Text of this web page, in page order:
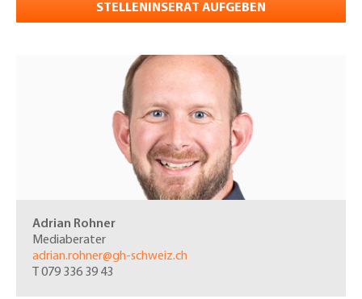
STELLENINSERAT AUFGEBEN
Adrian Rohner
Mediaberater
adrian.rohner@gh-schweiz.ch
T 079 336 39 43